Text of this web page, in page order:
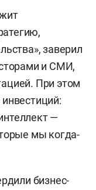
заверил
и СМИ,
При этом
—
мы когда-
бизнес-